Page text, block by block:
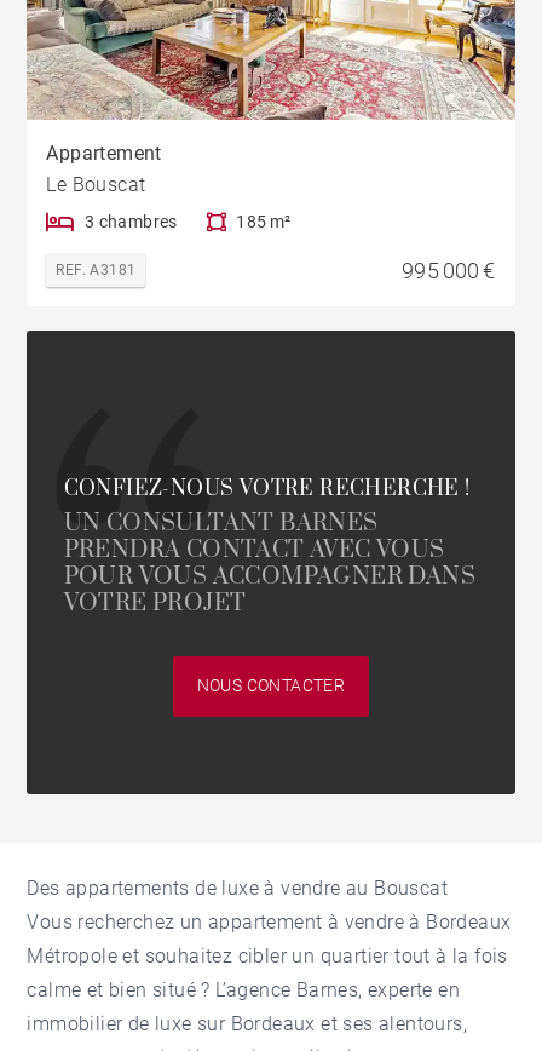
Appartement
Le Bouscat
3 chambres 185 m²
REF. A3181 995 000 €
CONFIEZ-NOUS VOTRE RECHERCHE !
UN CONSULTANT BARNES
PRENDRA CONTACT AVEC VOUS
POUR VOUS ACCOMPAGNER DANS
VOTRE PROJET
NOUS CONTACTER
Des appartements de luxe à vendre au Bouscat
Vous recherchez unappartement à vendre à Bordeaux
Métropole et souhaitez cibler un quartier tout à la fois
calme et bien situé ? L’agence Barnes, experte en
immobilier de luxe sur Bordeaux et ses alentours,